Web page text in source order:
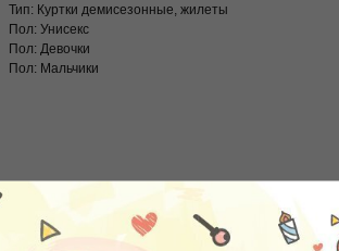
Тип: Куртки демисезонные, жилеты
Пол: Унисекс
Пол: Девочки
Пол: Мальчики